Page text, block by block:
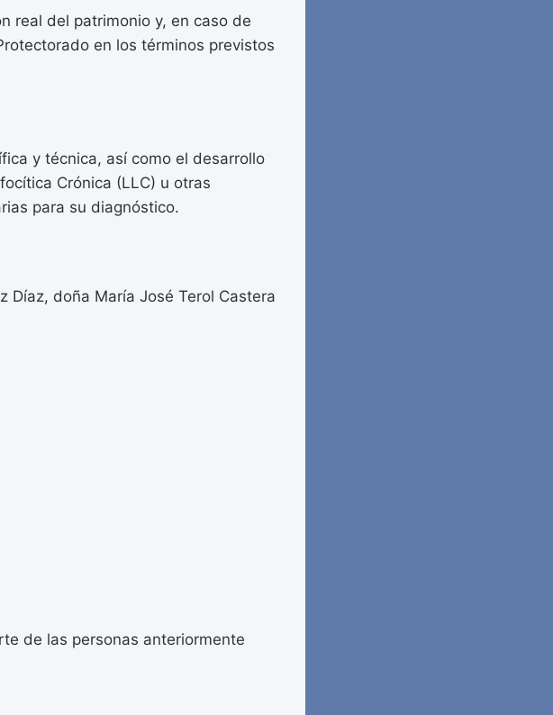
real del patrimonio y, en caso de
en los términos previstos
y técnica, así como el desarrollo
Crónica (LLC) u otras
para su diagnóstico.
Díaz, doña María José Terol Castera
de las personas anteriormente